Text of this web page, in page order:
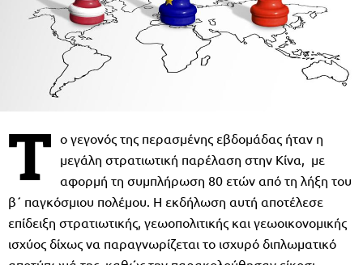
Τ ο γεγονός της περασμένης εβδομάδας ήταν η
μεγάλη στρατιωτική παρέλαση στην Κίνα, με
αφορμή τη συμπλήρωση 80 ετών από τη λήξη του
β΄ παγκόσμιου πολέμου. Η εκδήλωση αυτή αποτέλεσε
επίδειξη στρατιωτικής, γεωοπολιτικής και γεωοικονομικής
ισχύος δίχως να παραγνωρίζεται το ισχυρό διπλωματικό